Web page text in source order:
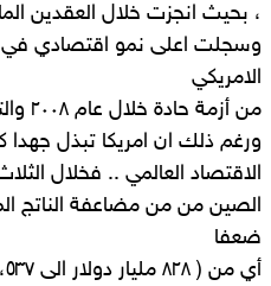
، بحيث انجزت خلال العقدين
وسجلت اعلى نمو اقتصادي في
الامريكي
من أزمة حادة خلال عام ٢٠٠٨ والتي لازالت آثارها حتى الان ..
ورغم ذلك ان امريكا تبذل جهدا
الاقتصاد العالمي .. فخلال
ضعفا